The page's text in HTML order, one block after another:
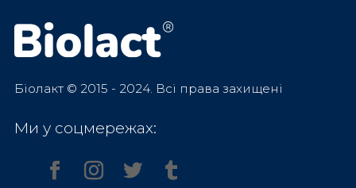
Біолакт © 2015 - 2024. Всі права захищені
Ми у соцмережах: